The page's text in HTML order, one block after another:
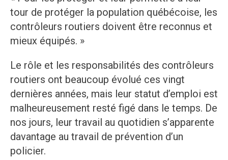
tour de protéger la population québécoise, les
contrôleurs routiers doivent être reconnus et
mieux équipés. »
Le rôle et les responsabilités des contrôleurs
routiers ont beaucoup évolué ces vingt
dernières années, mais leur statut d’emploi est
malheureusement resté figé dans le temps. De
nos jours, leur travail au quotidien s’apparente
davantage au travail de prévention d’un
policier.